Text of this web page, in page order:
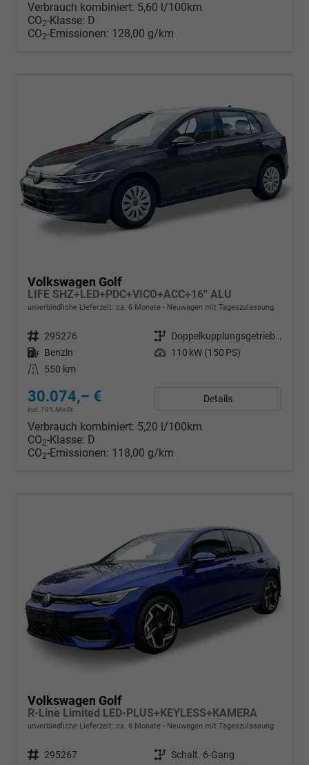
Verbrauch kombiniert: 5,60 l/100km
CO2-Klasse: D
CO2-Emissionen: 128,00 g/km
Volkswagen Golf
LIFE SHZ+LED+PDC+VICO+ACC+16'' ALU
unverbindliche Lieferzeit: ca. 6 Monate Neuwagen mit Tageszulassung
Fahrzeugnr. 295276 Getriebe
Doppelkupplungsgetriebe (DSG)
Kraftstoff Benzin Leistung 110 kW (150 PS)
Kilometerstand
550 km
30.074,– €
incl. 19% MwSt.
Details
Verbrauch kombiniert: 5,20 l/100km
CO2-Klasse: D
CO2-Emissionen: 118,00 g/km
Volkswagen Golf
R-Line Limited LED-PLUS+KEYLESS+KAMERA
unverbindliche Lieferzeit: ca. 6 Monate Neuwagen mit Tageszulassung
Fahrzeugnr. 295267 Getriebe Schalt. 6-Gang